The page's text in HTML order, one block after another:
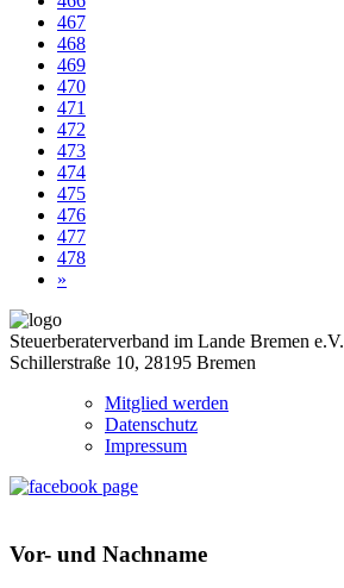
467
468
469
470
471
472
473
474
475
476
477
478
»
Steuerberaterverband im Lande Bremen e.V.
Schillerstraße 10, 28195 Bremen
Mitglied werden
Datenschutz
Impressum
Vor- und Nachname